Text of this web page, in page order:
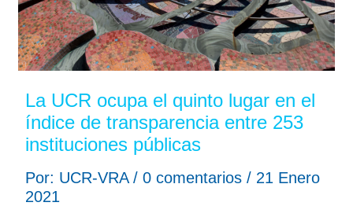
La UCR ocupa el quinto lugar en el
índice de transparencia entre 253
instituciones públicas
Por: UCR-VRA / 0 comentarios / 21 Enero
2021